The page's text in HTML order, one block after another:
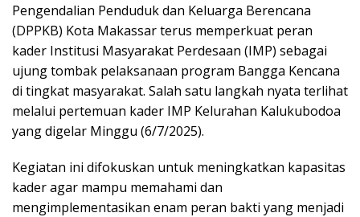
Pengendalian Penduduk dan Keluarga Berencana
(DPPKB) Kota Makassar terus memperkuat peran
kader Institusi Masyarakat Perdesaan (IMP) sebagai
ujung tombak pelaksanaan program Bangga Kencana
di tingkat masyarakat. Salah satu langkah nyata terlihat
melalui pertemuan kader IMP Kelurahan Kalukubodoa
yang digelar Minggu (6/7/2025).
Kegiatan ini difokuskan untuk meningkatkan kapasitas
kader agar mampu memahami dan
mengimplementasikan enam peran bakti yang menjadi